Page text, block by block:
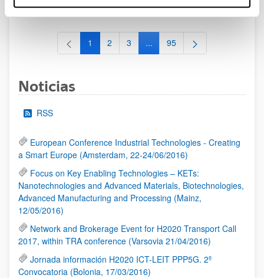
Página
1 Página
2 Página
3 ...Páginas intermedias Use TAB
Página
95
Noticias
RSS
European Conference Industrial Technologies - Creating
a Smart Europe (Amsterdam, 22-24/06/2016)
Focus on Key Enabling Technologies – KETs:
Nanotechnologies and Advanced Materials, Biotechnologies,
Advanced Manufacturing and Processing (Mainz,
12/05/2016)
Network and Brokerage Event for H2020 Transport Call
2017, within TRA conference (Varsovia 21/04/2016)
Jornada información H2020 ICT-LEIT PPP5G. 2º
Convocatoria (Bolonia, 17/03/2016)